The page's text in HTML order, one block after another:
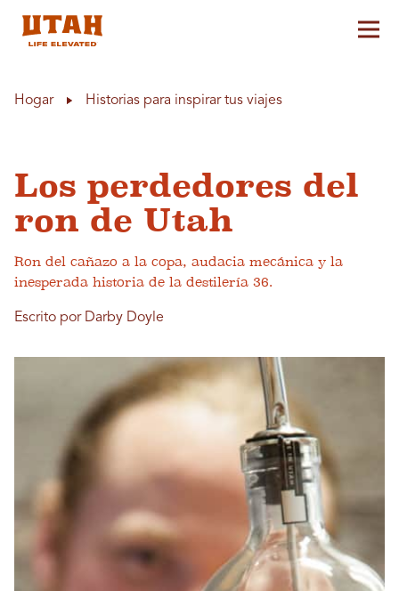
Hogar Historias para inspirar tus viajes
Los perdedores del
ron de Utah
Ron del cañazo a la copa, audacia mecánica y la
inesperada historia de la destilería 36.
Escrito por Darby Doyle